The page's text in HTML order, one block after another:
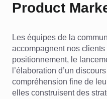
Product
Les équipes de la
accompagnent nos
positionnement, le
l’élaboration d’un
compréhension fine de
elles construisent des